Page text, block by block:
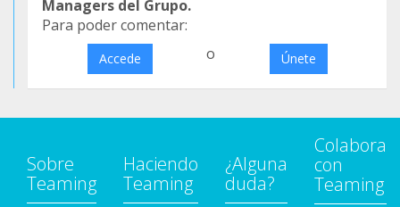
Managers del Grupo.
Para poder comentar:
Accede o Únete
Sobre
Teaming
Haciendo
Teaming
¿Alguna
duda?
Colabora
con
Teaming